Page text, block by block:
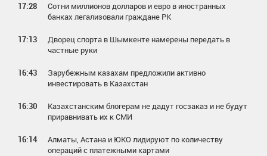
17:28
Сотни миллионов долларов и евро в иностранных
банках легализовали граждане РК
17:13
Дворец спорта в Шымкенте намерены передать в
частные руки
16:43
Зарубежным казахам предложили активно
инвестировать в Казахстан
16:30
Казахстанским блогерам не дадут госзаказ и не будут
приравнивать их к СМИ
16:14
Алматы, Астана и ЮКО лидируют по количеству
операций с платежными картами